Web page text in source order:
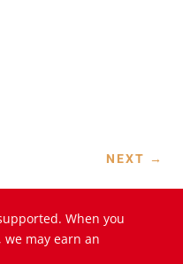
NEXT →
When you
may earn an